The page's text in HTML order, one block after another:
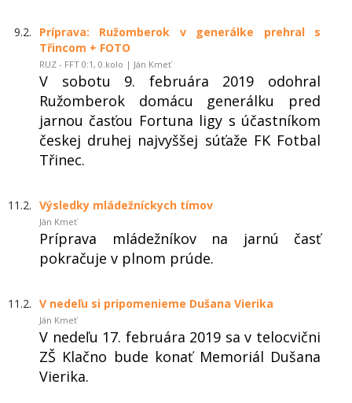
9.2.
Príprava: Ružomberok v generálke prehral s
Třincom + FOTO
RUZ - FFT 0:1, 0.kolo | Ján Kmeť
V sobotu 9. februára 2019 odohral
Ružomberok domácu generálku pred
jarnou časťou Fortuna ligy s účastníkom
českej druhej najvyššej súťaže FK Fotbal
Třinec.
11.2. Výsledky mládežníckych tímov
Ján Kmeť
Príprava mládežníkov na jarnú časť
pokračuje v plnom prúde.
11.2. V nedeľu si pripomenieme Dušana Vierika
Ján Kmeť
V nedeľu 17. februára 2019 sa v telocvični
ZŠ Klačno bude konať Memoriál Dušana
Vierika.